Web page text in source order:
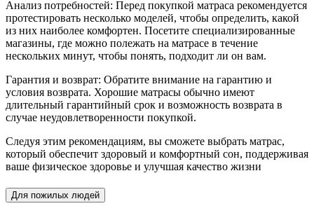
Анализ потребностей: Перед покупкой матраса рекомендуется
протестировать несколько моделей, чтобы определить, какой
из них наиболее комфортен. Посетите специализированные
магазины, где можно полежать на матрасе в течение
нескольких минут, чтобы понять, подходит ли он вам.
Гарантия и возврат: Обратите внимание на гарантию и
условия возврата. Хорошие матрасы обычно имеют
длительный гарантийный срок и возможность возврата в
случае неудовлетворенности покупкой.
Следуя этим рекомендациям, вы сможете выбрать матрас,
который обеспечит здоровый и комфортный сон, поддерживая
ваше физическое здоровье и улучшая качество жизни
Для пожилых людей